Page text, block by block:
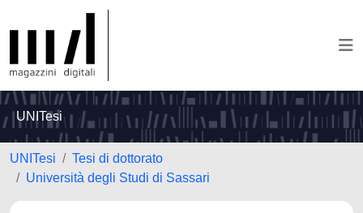
UNITesi
UNITesi
Tesi di dottorato
Università degli Studi di Sassari